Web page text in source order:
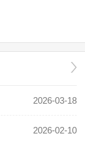
2026-03-18
2026-02-10